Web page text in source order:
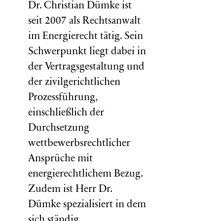
Dr. Christian Dümke ist
seit 2007 als Rechtsanwalt
im Energierecht tätig. Sein
Schwerpunkt liegt dabei in
der Vertragsgestaltung und
der zivilgerichtlichen
Prozessführung,
einschließlich der
Durchsetzung
wettbewerbsrechtlicher
Ansprüche mit
energierechtlichem Bezug.
Zudem ist Herr Dr.
Dümke spezialisiert in dem